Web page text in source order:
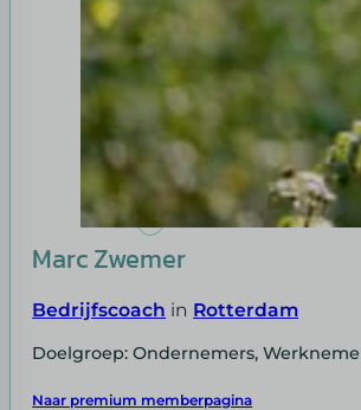
Marc Zwemer
Bedrijfscoach in Rotterdam
Doelgroep: Ondernemers,
Naar premium memberpagina